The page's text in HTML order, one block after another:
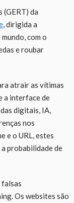
(GERT) da
, dirigida a
com o
e roubar
atrair as vítimas
a interface de
digitais, IA,
nos
e o URL, estes
probabilidade de
Os websites são